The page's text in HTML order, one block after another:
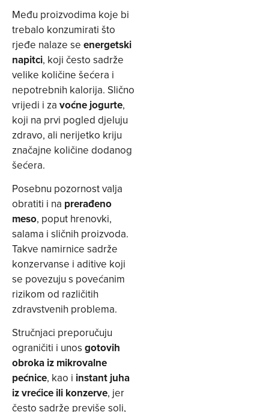
Među proizvodima koje bi
trebalo konzumirati što
rjeđe nalaze se energetski
napitci, koji često sadrže
velike količine šećera i
nepotrebnih kalorija. Slično
vrijedi i za voćne jogurte,
koji na prvi pogled djeluju
zdravo, ali nerijetko kriju
značajne količine dodanog
šećera.
Posebnu pozornost valja
obratiti i na prerađeno
meso, poput hrenovki,
salama i sličnih proizvoda.
Takve namirnice sadrže
konzervanse i aditive koji
se povezuju s povećanim
rizikom od različitih
zdravstvenih problema.
Stručnjaci preporučuju
ograničiti i unos gotovih
obroka iz mikrovalne
pećnice, kao i instant juha
iz vrećice ili konzerve, jer
često sadrže previše soli,